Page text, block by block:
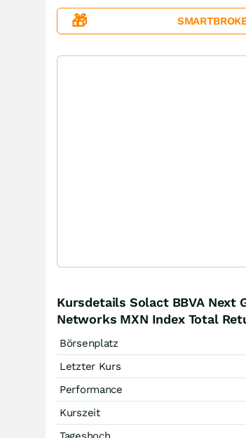
🎁
Kursdetails Solact BBVA Next
Networks MXN Index Total
Börsenplatz
Letzter Kurs
Performance
Kurszeit